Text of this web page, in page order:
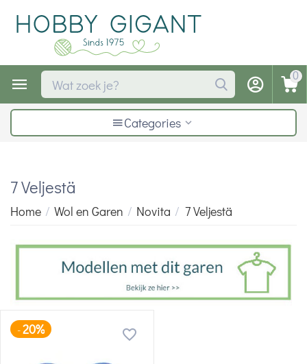
0
Categories
7 Veljestä
Home / Wol en Garen / Novita / 7 Veljestä
-20%